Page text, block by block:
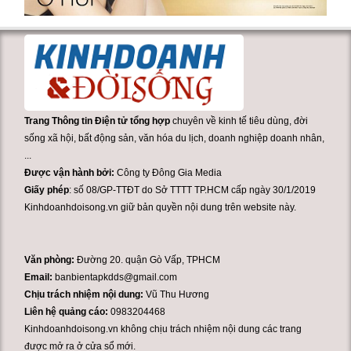
Trang Thông tin Điện tử tổng hợp chuyên về kinh tế tiêu dùng, đời
sống xã hội, bất động sản, văn hóa du lịch, doanh nghiệp doanh nhân,
...
Được vận hành bởi:Công ty Đông Gia Media
Giấy phép: số 08/GP-TTĐT do Sở TTTT TP.HCM cấp ngày 30/1/2019
Kinhdoanhdoisong.vn giữ bản quyền nội dung trên website này.
Văn phòng:Đường 20. quận Gò Vấp, TPHCM
Email: banbientapkdds@gmail.com
Chịu trách nhiệm nội dung: Vũ Thu Hương
Liên hệ quảng cáo:0983204468
Kinhdoanhdoisong.vn không chịu trách nhiệm nội dung các trang
được mở ra ở cửa sổ mới.